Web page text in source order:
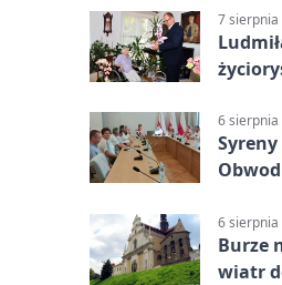
7 sierpnia
6 sierpnia
6 sierpnia
Burze
wiatr